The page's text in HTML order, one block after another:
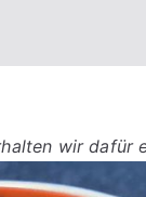
wir dafür